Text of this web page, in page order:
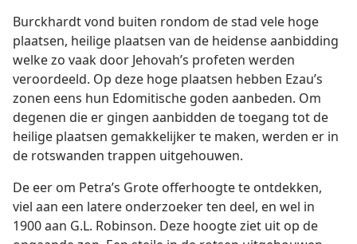
Burckhardt vond buiten rondom de stad vele hoge
plaatsen, heilige plaatsen van de heidense aanbidding
welke zo vaak door Jehovah’s profeten werden
veroordeeld. Op deze hoge plaatsen hebben Ezau’s
zonen eens hun Edomitische goden aanbeden. Om
degenen die er gingen aanbidden de toegang tot de
heilige plaatsen gemakkelijker te maken, werden er in
de rotswanden trappen uitgehouwen.
De eer om Petra’s Grote offerhoogte te ontdekken,
viel aan een latere onderzoeker ten deel, en wel in
1900 aan G.L. Robinson. Deze hoogte ziet uit op de